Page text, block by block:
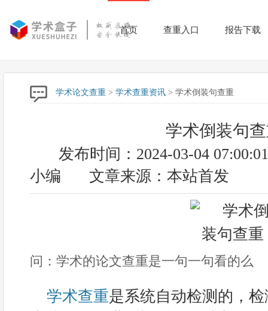
首页 查重入口 报告下载
学术论文查重 > 学术查重资讯 > 学术倒装句查重
学术倒装句
发布时间：2024-03-04 07:00:01
小编
文章来源：本站首发
问：学术的论文查重是一句一句看的么
学术查重是系统自动检测的，